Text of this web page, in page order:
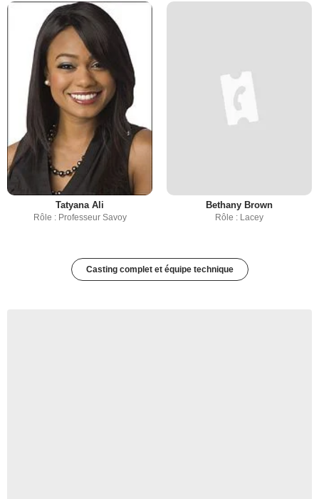
Tatyana Ali
Rôle : Professeur Savoy
Bethany Brown
Rôle : Lacey
Casting complet et équipe technique